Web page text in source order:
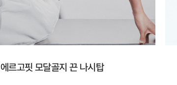
에르고핏 모달골지 끈 나시탑